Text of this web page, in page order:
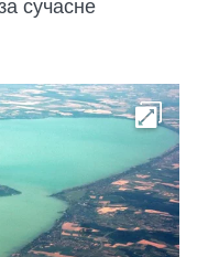
сучасне